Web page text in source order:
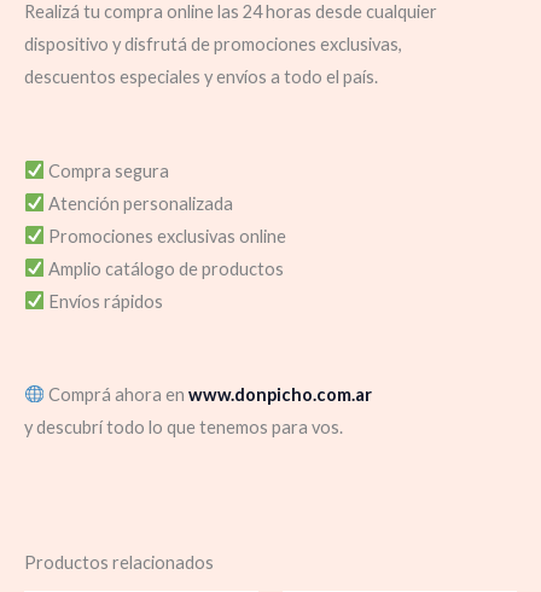
Realizá tu compra online las 24 horas desde cualquier
dispositivo y disfrutá de promociones exclusivas,
descuentos especiales y envíos a todo el país.
Compra segura
Atención personalizada
Promociones exclusivas online
Amplio catálogo de productos
Envíos rápidos
Comprá ahora en www.donpicho.com.ar
y descubrí todo lo que tenemos para vos.
Productos relacionados